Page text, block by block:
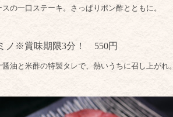
の一口ステーキ。さっぱりポン酢とともに。
ノ※賞味期限3分！ 550円
油と米酢の特製タレで、熱いうちに召し上がれ。